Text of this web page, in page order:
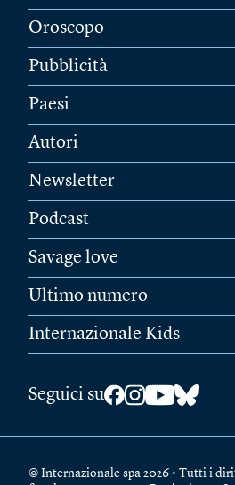
Oroscopo
Pubblicità
Paesi
Autori
Newsletter
Podcast
Savage love
Ultimo numero
Internazionale Kids
Seguici su
© Internazionale spa 2026 • Tutti i